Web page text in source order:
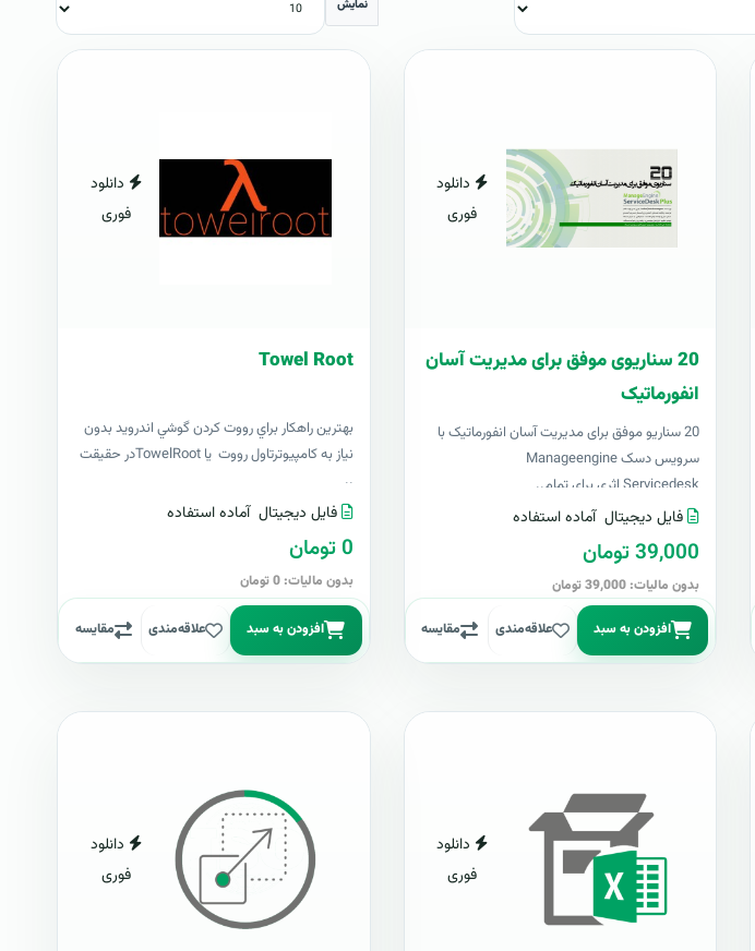
نمایش
دانلود
فوری
20 سناریوی موفق برای مدیریت آسان
انفورماتیک
20 سناریو موفق برای مدیریت آسان انفورماتیک با
سرویس دسک Manageengine
Servicedesk اثری برای تمام..
فایل دیجیتال آماده استفاده
39,000 تومان
بدون مالیات: 39,000 تومان
افزودن به سبد علاقه‌مندی مقایسه
دانلود
فوری
Towel Root
بهترين راهکار براي رووت کردن گوشي اندرويد بدون
نياز به کامپيوترتاول رووت يا TowelRootدر حقيقت
..
فایل دیجیتال آماده استفاده
0 تومان
بدون مالیات: 0 تومان
افزودن به سبد علاقه‌مندی مقایسه
دانلود
فوری
دانلود
فوری